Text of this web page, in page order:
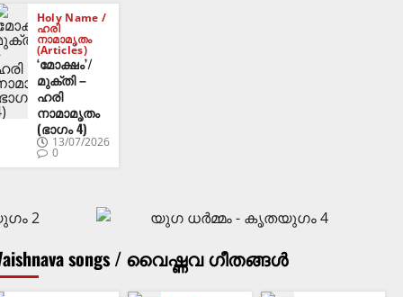
Holy Name /
ഹരി
നാമാമൃതം
(Articles)
‘മോക്ഷം’/
മുക്തി –
ഹരി
നാമാമൃതം
(ഭാഗം 4)
13/07/2026
0
songs / വൈഷ്ണവ ഗീതങ്ങൾ